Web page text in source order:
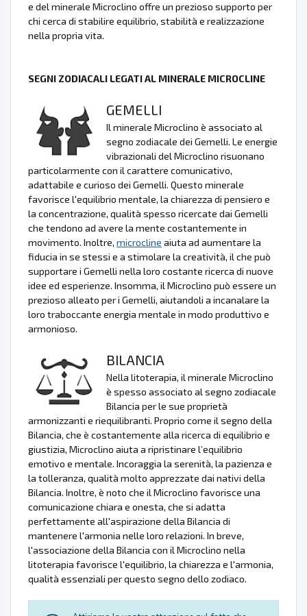
e del minerale Microclino offre un prezioso supporto per
chi cerca di stabilire equilibrio, stabilità e realizzazione
nella propria vita.
SEGNI ZODIACALI LEGATI AL MINERALE MICROCLINE
GEMELLI
Il minerale Microclino è associato al
segno zodiacale dei Gemelli. Le energie
vibrazionali del Microclino risuonano
particolarmente con il carattere comunicativo,
adattabile e curioso dei Gemelli. Questo minerale
favorisce l'equilibrio mentale, la chiarezza di pensiero e
la concentrazione, qualità spesso ricercate dai Gemelli
che tendono ad avere la mente costantemente in
movimento. Inoltre, microcline aiuta ad aumentare la
fiducia in se stessi e a stimolare la creatività, il che può
supportare i Gemelli nella loro costante ricerca di nuove
idee ed esperienze. Insomma, il Microclino può essere un
prezioso alleato per i Gemelli, aiutandoli a incanalare la
loro traboccante energia mentale in modo produttivo e
armonioso.
BILANCIA
Nella litoterapia, il minerale Microclino
è spesso associato al segno zodiacale
Bilancia per le sue proprietà
armonizzanti e riequilibranti. Proprio come il segno della
Bilancia, che è costantemente alla ricerca di equilibrio e
giustizia, Microclino aiuta a ripristinare l’equilibrio
emotivo e mentale. Incoraggia la serenità, la pazienza e
la tolleranza, qualità molto apprezzate dai nativi della
Bilancia. Inoltre, è noto che il Microclino favorisce una
comunicazione chiara e onesta, che si adatta
perfettamente all'aspirazione della Bilancia di
mantenere l'armonia nelle loro relazioni. In breve,
l'associazione della Bilancia con il Microclino nella
litoterapia favorisce l'equilibrio, la chiarezza e l'armonia,
qualità essenziali per questo segno dello zodiaco.